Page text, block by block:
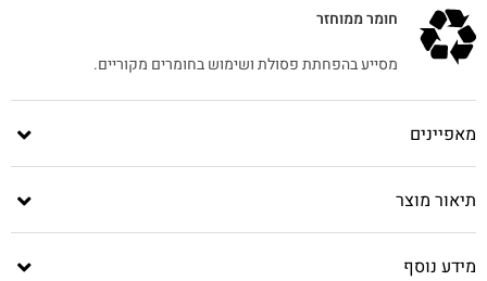
חומר ממוחזר
מסייע בהפחתת פסולת ושימוש בחומרים מקוריים.
מאפיינים
תיאור מוצר
מידע נוסף